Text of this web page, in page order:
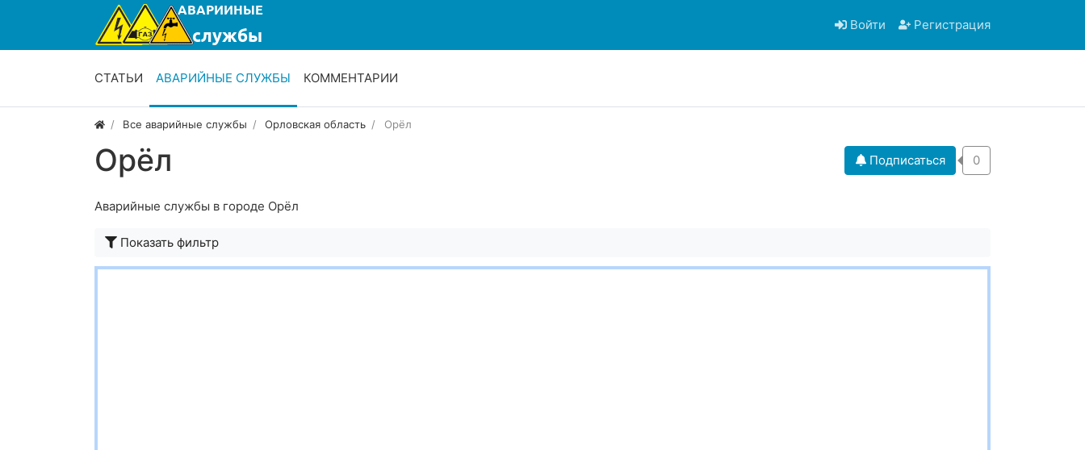
Войти Регистрация
СТАТЬИ АВАРИЙНЫЕ СЛУЖБЫ КОММЕНТАРИИ
Все аварийные службы Орловская область Орёл
Орёл Подписаться 0
Аварийные службы в городе Орёл
Показать фильтр